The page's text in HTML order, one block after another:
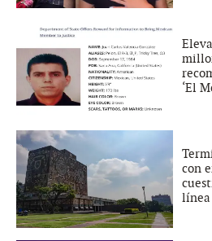
‘El
con
línea